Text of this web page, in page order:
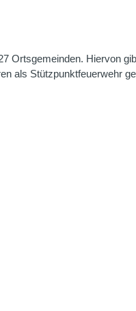
Ortsgemeinden. Hiervon
als Stützpunktfeuerwehr